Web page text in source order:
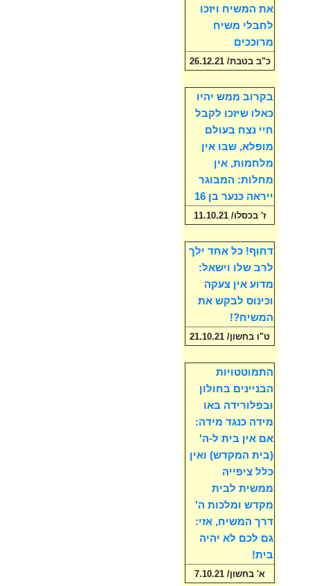
את המשיח ויזכו
לחבלי משיח
מרוככים
כ"ב בטבת/ 26.12.21
בקרוב ממש יהיו
כאלו שיזכו לקבל
חיי נצח בעולם
מופלא, שבו אין
מלחמות, אין
מחלות: המבוגר
ייראה כנער בן 16
ז' בכסלו/ 11.10.21
דחוף! כל אחד ילך
לרב שלו וישאל:
מדוע אין צעקה
וכינוס לבקש את
המשיח?!
ט"ו בחשון/ 21.10.21
התמוטטויות
הבניינים בחולון
ובפלורידה באו
מידה כנגד מידה:
אם אין בית ל-ה'
(בית המקדש) ואין
כלל ציפייה
ממשית לבית
מקדש ומלכות ה'
דרך המשיח, אזי:
גם לכם לא יהיה
בית!
א' בחשון/ 7.10.21